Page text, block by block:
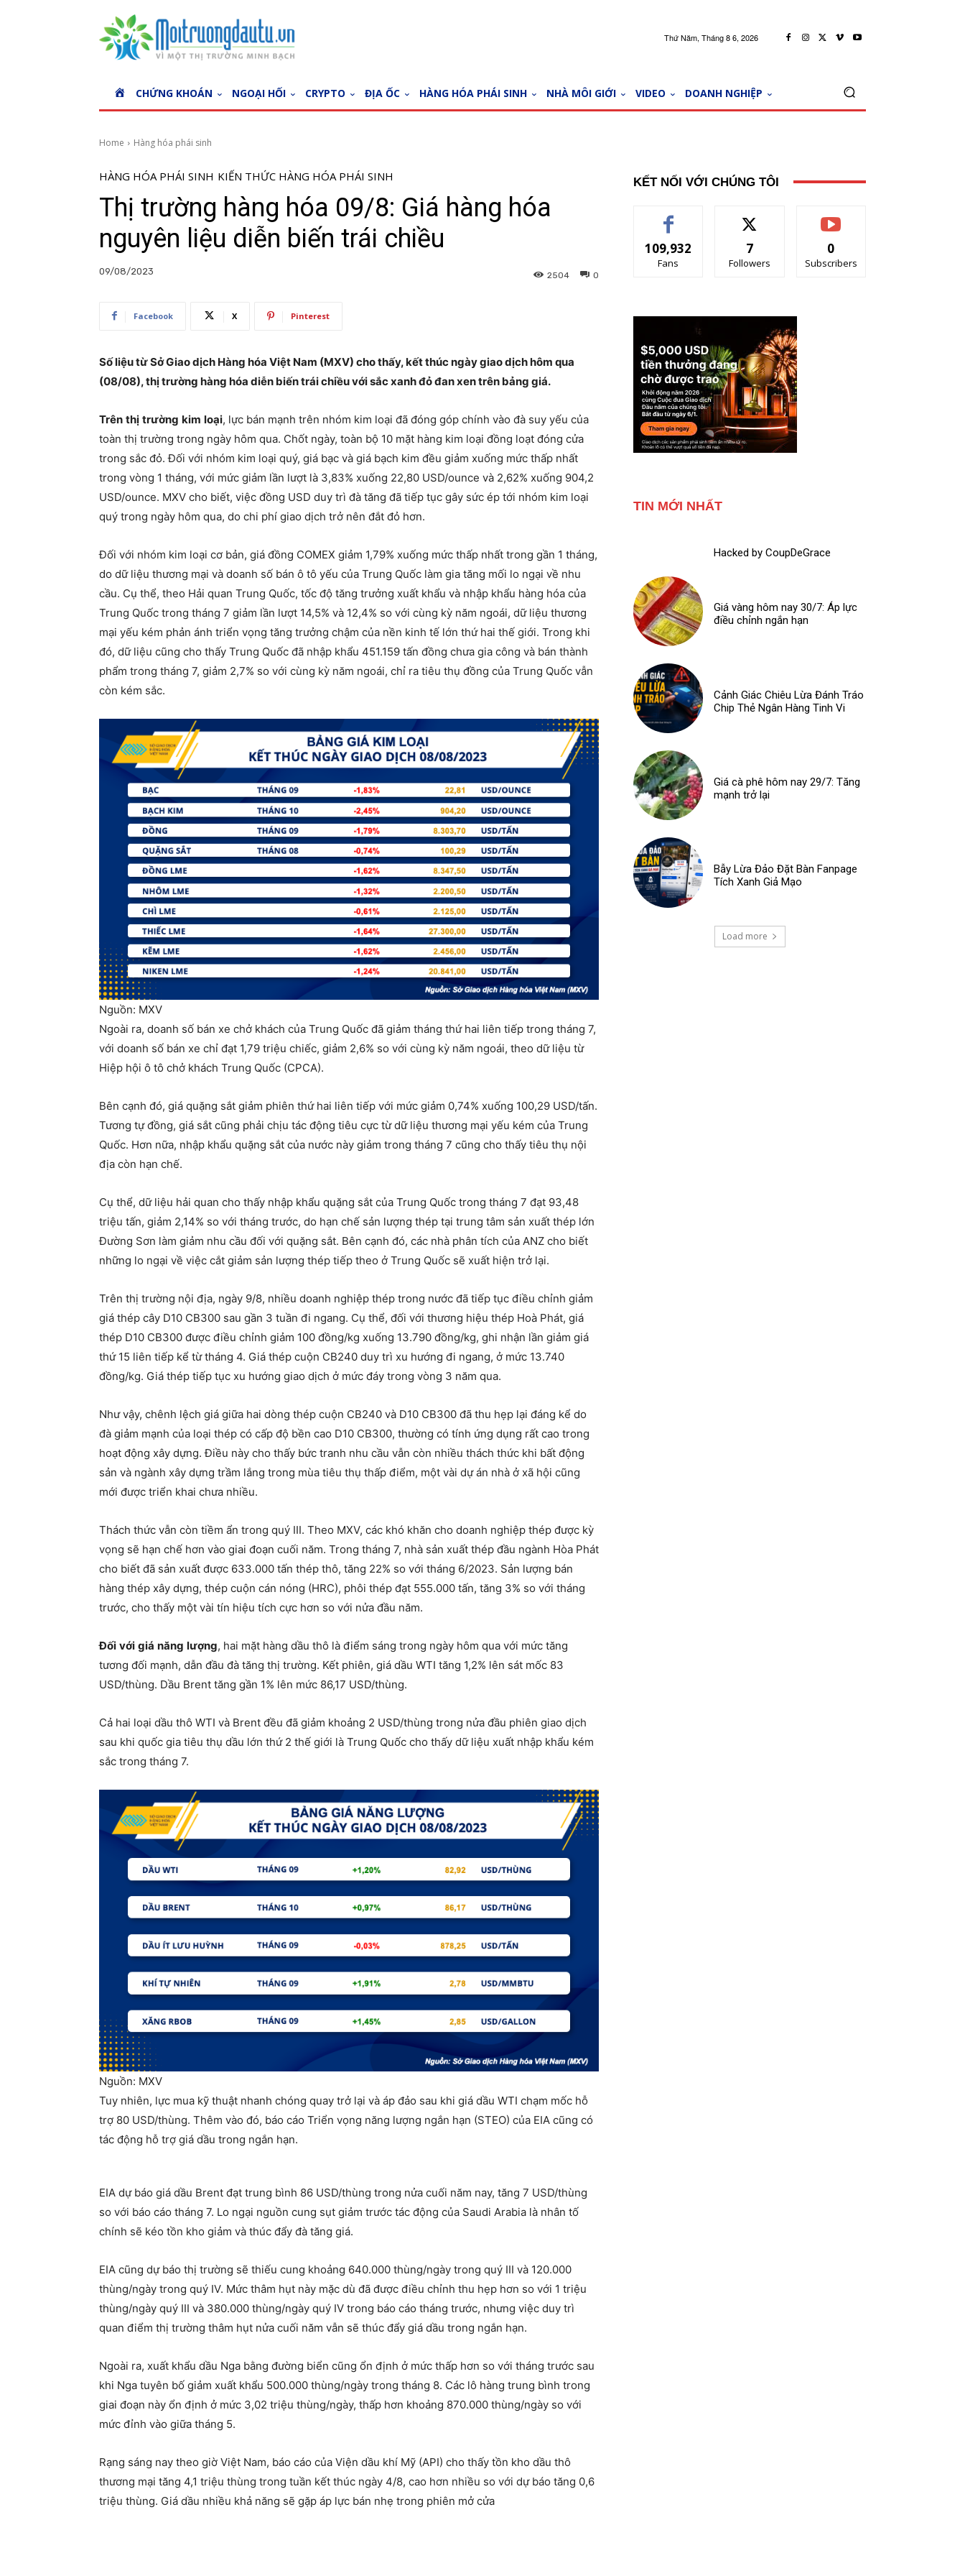
Thứ Năm, Tháng 8 6, 2026
O
CHỨNG KHOÁN NGOẠI HỐI CRYPTO ĐỊA ỐC HÀNG HÓA PHÁI SINH NHÀ MÔI GIỚI VIDEO DOANH NGHIỆP
Home Hàng hóa phái sinh
HÀNG HÓA PHÁI SINH KIẾN THỨC HÀNG HÓA PHÁI SINH
Thị trường hàng hóa 09/8: Giá hàng hóa
nguyên liệu diễn biến trái chiều
09/08/2023 0
2504
Facebook X Pinterest
Số liệu từ Sở Giao dịch Hàng hóa Việt Nam (MXV) cho thấy, kết thúc ngày giao dịch hôm qua
(08/08), thị trường hàng hóa diễn biến trái chiều với sắc xanh đỏ đan xen trên bảng giá.
Trên thị trường kim loại, lực bán mạnh trên nhóm kim loại đã đóng góp chính vào đà suy yếu của
toàn thị trường trong ngày hôm qua. Chốt ngày, toàn bộ 10 mặt hàng kim loại đồng loạt đóng cửa
trong sắc đỏ. Đối với nhóm kim loại quý, giá bạc và giá bạch kim đều giảm xuống mức thấp nhất
trong vòng 1 tháng, với mức giảm lần lượt là 3,83% xuống 22,80 USD/ounce và 2,62% xuống 904,2
USD/ounce. MXV cho biết, việc đồng USD duy trì đà tăng đã tiếp tục gây sức ép tới nhóm kim loại
quý trong ngày hôm qua, do chi phí giao dịch trở nên đắt đỏ hơn.
Đối với nhóm kim loại cơ bản, giá đồng COMEX giảm 1,79% xuống mức thấp nhất trong gần 1 tháng,
do dữ liệu thương mại và doanh số bán ô tô yếu của Trung Quốc làm gia tăng mối lo ngại về nhu
cầu. Cụ thể, theo Hải quan Trung Quốc, tốc độ tăng trưởng xuất khẩu và nhập khẩu hàng hóa của
Trung Quốc trong tháng 7 giảm lần lượt 14,5% và 12,4% so với cùng kỳ năm ngoái, dữ liệu thương
mại yếu kém phản ánh triển vọng tăng trưởng chậm của nền kinh tế lớn thứ hai thế giới. Trong khi
đó, dữ liệu cũng cho thấy Trung Quốc đã nhập khẩu 451.159 tấn đồng chưa gia công và bán thành
phẩm trong tháng 7, giảm 2,7% so với cùng kỳ năm ngoái, chỉ ra tiêu thụ đồng của Trung Quốc vẫn
còn kém sắc.
Nguồn: MXV
Ngoài ra, doanh số bán xe chở khách của Trung Quốc đã giảm tháng thứ hai liên tiếp trong tháng 7,
với doanh số bán xe chỉ đạt 1,79 triệu chiếc, giảm 2,6% so với cùng kỳ năm ngoái, theo dữ liệu từ
Hiệp hội ô tô chở khách Trung Quốc (CPCA).
Bên cạnh đó, giá quặng sắt giảm phiên thứ hai liên tiếp với mức giảm 0,74% xuống 100,29 USD/tấn.
Tương tự đồng, giá sắt cũng phải chịu tác động tiêu cực từ dữ liệu thương mại yếu kém của Trung
Quốc. Hơn nữa, nhập khẩu quặng sắt của nước này giảm trong tháng 7 cũng cho thấy tiêu thụ nội
địa còn hạn chế.
Cụ thể, dữ liệu hải quan cho thấy nhập khẩu quặng sắt của Trung Quốc trong tháng 7 đạt 93,48
triệu tấn, giảm 2,14% so với tháng trước, do hạn chế sản lượng thép tại trung tâm sản xuất thép lớn
Đường Sơn làm giảm nhu cầu đối với quặng sắt. Bên cạnh đó, các nhà phân tích của ANZ cho biết
những lo ngại về việc cắt giảm sản lượng thép tiếp theo ở Trung Quốc sẽ xuất hiện trở lại.
Trên thị trường nội địa, ngày 9/8, nhiều doanh nghiệp thép trong nước đã tiếp tục điều chỉnh giảm
giá thép cây D10 CB300 sau gần 3 tuần đi ngang. Cụ thể, đối với thương hiệu thép Hoà Phát, giá
thép D10 CB300 được điều chỉnh giảm 100 đồng/kg xuống 13.790 đồng/kg, ghi nhận lần giảm giá
thứ 15 liên tiếp kể từ tháng 4. Giá thép cuộn CB240 duy trì xu hướng đi ngang, ở mức 13.740
đồng/kg. Giá thép tiếp tục xu hướng giao dịch ở mức đáy trong vòng 3 năm qua.
Như vậy, chênh lệch giá giữa hai dòng thép cuộn CB240 và D10 CB300 đã thu hẹp lại đáng kể do
đà giảm mạnh của loại thép có cấp độ bền cao D10 CB300, thường có tính ứng dụng rất cao trong
hoạt động xây dựng. Điều này cho thấy bức tranh nhu cầu vẫn còn nhiều thách thức khi bất động
sản và ngành xây dựng trầm lắng trong mùa tiêu thụ thấp điểm, một vài dự án nhà ở xã hội cũng
mới được triển khai chưa nhiều.
Thách thức vẫn còn tiềm ẩn trong quý III. Theo MXV, các khó khăn cho doanh nghiệp thép được kỳ
vọng sẽ hạn chế hơn vào giai đoạn cuối năm. Trong tháng 7, nhà sản xuất thép đầu ngành Hòa Phát
cho biết đã sản xuất được 633.000 tấn thép thô, tăng 22% so với tháng 6/2023. Sản lượng bán
hàng thép xây dựng, thép cuộn cán nóng (HRC), phôi thép đạt 555.000 tấn, tăng 3% so với tháng
trước, cho thấy một vài tín hiệu tích cực hơn so với nửa đầu năm.
Đối với giá năng lượng, hai mặt hàng dầu thô là điểm sáng trong ngày hôm qua với mức tăng
tương đối mạnh, dẫn đầu đà tăng thị trường. Kết phiên, giá dầu WTI tăng 1,2% lên sát mốc 83
USD/thùng. Dầu Brent tăng gần 1% lên mức 86,17 USD/thùng.
Cả hai loại dầu thô WTI và Brent đều đã giảm khoảng 2 USD/thùng trong nửa đầu phiên giao dịch
sau khi quốc gia tiêu thụ dầu lớn thứ 2 thế giới là Trung Quốc cho thấy dữ liệu xuất nhập khẩu kém
sắc trong tháng 7.
Nguồn: MXV
Tuy nhiên, lực mua kỹ thuật nhanh chóng quay trở lại và áp đảo sau khi giá dầu WTI chạm mốc hỗ
trợ 80 USD/thùng. Thêm vào đó, báo cáo Triển vọng năng lượng ngắn hạn (STEO) của EIA cũng có
tác động hỗ trợ giá dầu trong ngắn hạn.
EIA dự báo giá dầu Brent đạt trung bình 86 USD/thùng trong nửa cuối năm nay, tăng 7 USD/thùng
so với báo cáo tháng 7. Lo ngại nguồn cung sụt giảm trước tác động của Saudi Arabia là nhân tố
chính sẽ kéo tồn kho giảm và thúc đẩy đà tăng giá.
EIA cũng dự báo thị trường sẽ thiếu cung khoảng 640.000 thùng/ngày trong quý III và 120.000
thùng/ngày trong quý IV. Mức thâm hụt này mặc dù đã được điều chỉnh thu hẹp hơn so với 1 triệu
thùng/ngày quý III và 380.000 thùng/ngày quý IV trong báo cáo tháng trước, nhưng việc duy trì
quan điểm thị trường thâm hụt nửa cuối năm vẫn sẽ thúc đẩy giá dầu trong ngắn hạn.
Ngoài ra, xuất khẩu dầu Nga bằng đường biển cũng ổn định ở mức thấp hơn so với tháng trước sau
khi Nga tuyên bố giảm xuất khẩu 500.000 thùng/ngày trong tháng 8. Các lô hàng trung bình trong
giai đoạn này ổn định ở mức 3,02 triệu thùng/ngày, thấp hơn khoảng 870.000 thùng/ngày so với
mức đỉnh vào giữa tháng 5.
Rạng sáng nay theo giờ Việt Nam, báo cáo của Viện dầu khí Mỹ (API) cho thấy tồn kho dầu thô
thương mại tăng 4,1 triệu thùng trong tuần kết thúc ngày 4/8, cao hơn nhiều so với dự báo tăng 0,6
triệu thùng. Giá dầu nhiều khả năng sẽ gặp áp lực bán nhẹ trong phiên mở cửa
KẾT NỐI VỚI CHÚNG TÔI
109,932
Fans
7
Followers
0
Subscribers
TIN MỚI NHẤT
Hacked by CoupDeGrace
Giá vàng hôm nay 30/7: Áp lực
điều chỉnh ngắn hạn
Cảnh Giác Chiêu Lừa Đánh Tráo
Chip Thẻ Ngân Hàng Tinh Vi
Giá cà phê hôm nay 29/7: Tăng
mạnh trở lại
Bẫy Lừa Đảo Đặt Bàn Fanpage
Tích Xanh Giả Mạo
Load more